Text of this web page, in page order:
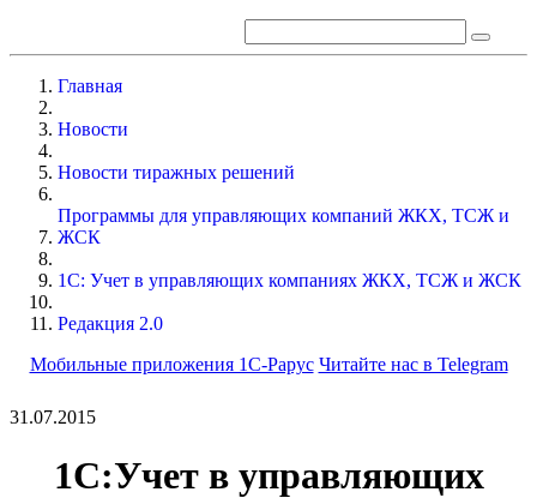
Главная
Новости
Новости тиражных решений
Программы для управляющих компаний ЖКХ, ТСЖ и
ЖСК
1С: Учет в управляющих компаниях ЖКХ, ТСЖ и ЖСК
Редакция 2.0
Мобильные приложения 1С-Рарус Читайте нас в Telegram
31.07.2015
1С:Учет в управляющих